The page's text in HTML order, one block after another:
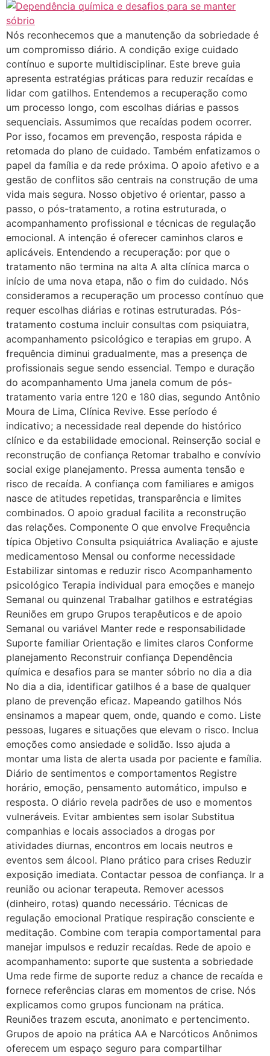
Nós reconhecemos que a manutenção da sobriedade é
um compromisso diário. A condição exige cuidado
contínuo e suporte multidisciplinar. Este breve guia
apresenta estratégias práticas para reduzir recaídas e
lidar com gatilhos. Entendemos a recuperação como
um processo longo, com escolhas diárias e passos
sequenciais. Assumimos que recaídas podem ocorrer.
Por isso, focamos em prevenção, resposta rápida e
retomada do plano de cuidado. Também enfatizamos o
papel da família e da rede próxima. O apoio afetivo e a
gestão de conflitos são centrais na construção de uma
vida mais segura. Nosso objetivo é orientar, passo a
passo, o pós-tratamento, a rotina estruturada, o
acompanhamento profissional e técnicas de regulação
emocional. A intenção é oferecer caminhos claros e
aplicáveis. Entendendo a recuperação: por que o
tratamento não termina na alta A alta clínica marca o
início de uma nova etapa, não o fim do cuidado. Nós
consideramos a recuperação um processo contínuo que
requer escolhas diárias e rotinas estruturadas. Pós-
tratamento costuma incluir consultas com psiquiatra,
acompanhamento psicológico e terapias em grupo. A
frequência diminui gradualmente, mas a presença de
profissionais segue sendo essencial. Tempo e duração
do acompanhamento Uma janela comum de pós-
tratamento varia entre 120 e 180 dias, segundo Antônio
Moura de Lima, Clínica Revive. Esse período é
indicativo; a necessidade real depende do histórico
clínico e da estabilidade emocional. Reinserção social e
reconstrução de confiança Retomar trabalho e convívio
social exige planejamento. Pressa aumenta tensão e
risco de recaída. A confiança com familiares e amigos
nasce de atitudes repetidas, transparência e limites
combinados. O apoio gradual facilita a reconstrução
das relações. Componente O que envolve Frequência
típica Objetivo Consulta psiquiátrica Avaliação e ajuste
medicamentoso Mensal ou conforme necessidade
Estabilizar sintomas e reduzir risco Acompanhamento
psicológico Terapia individual para emoções e manejo
Semanal ou quinzenal Trabalhar gatilhos e estratégias
Reuniões em grupo Grupos terapêuticos e de apoio
Semanal ou variável Manter rede e responsabilidade
Suporte familiar Orientação e limites claros Conforme
planejamento Reconstruir confiança Dependência
química e desafios para se manter sóbrio no dia a dia
No dia a dia, identificar gatilhos é a base de qualquer
plano de prevenção eficaz. Mapeando gatilhos Nós
ensinamos a mapear quem, onde, quando e como. Liste
pessoas, lugares e situações que elevam o risco. Inclua
emoções como ansiedade e solidão. Isso ajuda a
montar uma lista de alerta usada por paciente e família.
Diário de sentimentos e comportamentos Registre
horário, emoção, pensamento automático, impulso e
resposta. O diário revela padrões de uso e momentos
vulneráveis. Evitar ambientes sem isolar Substitua
companhias e locais associados a drogas por
atividades diurnas, encontros em locais neutros e
eventos sem álcool. Plano prático para crises Reduzir
exposição imediata. Contactar pessoa de confiança. Ir a
reunião ou acionar terapeuta. Remover acessos
(dinheiro, rotas) quando necessário. Técnicas de
regulação emocional Pratique respiração consciente e
meditação. Combine com terapia comportamental para
manejar impulsos e reduzir recaídas. Rede de apoio e
acompanhamento: suporte que sustenta a sobriedade
Uma rede firme de suporte reduz a chance de recaída e
fornece referências claras em momentos de crise. Nós
explicamos como grupos funcionam na prática.
Reuniões trazem escuta, anonimato e pertencimento.
Grupos de apoio na prática AA e Narcóticos Anônimos
oferecem um espaço seguro para compartilhar